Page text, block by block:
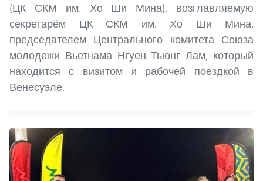
(ЦК СКМ им. Хо Ши Мина), возглавляемую
секретарём ЦК СКМ им. Хо Ши Мина,
председателем Центрального комитета Союза
молодежи Вьетнама Нгуен Тыонг Лам, который
находится с визитом и рабочей поездкой в
Венесуэле.